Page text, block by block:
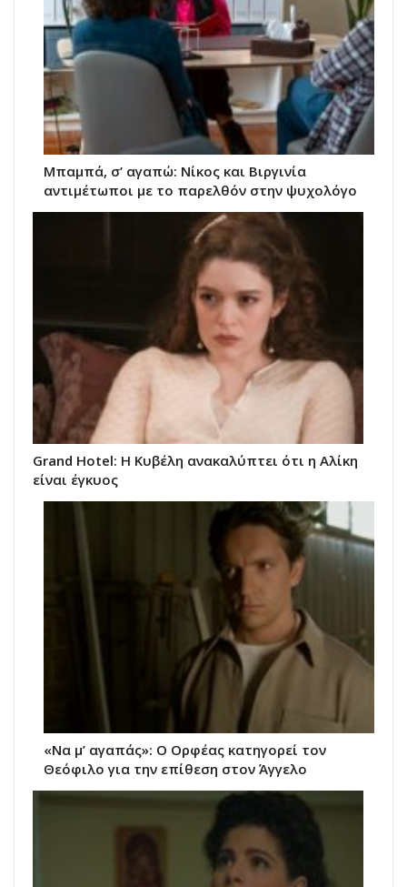
Μπαμπά, σ’ αγαπώ: Νίκος και Βιργινία
αντιμέτωποι με το παρελθόν στην ψυχολόγο
Grand Hotel: Η Κυβέλη ανακαλύπτει ότι η Αλίκη
είναι έγκυος
«Να μ’ αγαπάς»: Ο Ορφέας κατηγορεί τον
Θεόφιλο για την επίθεση στον Άγγελο